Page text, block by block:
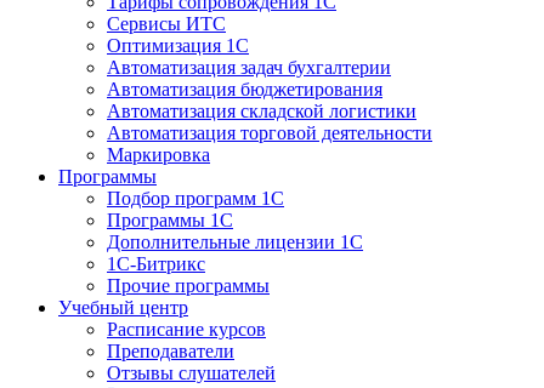
Сервисы ИТС
Оптимизация 1С
Автоматизация задач бухгалтерии
Автоматизация бюджетирования
Автоматизация складской логистики
Автоматизация торговой деятельности
Маркировка
Программы
Подбор программ 1С
Программы 1С
Дополнительные лицензии 1С
1С-Битрикс
Прочие программы
Учебный центр
Расписание курсов
Преподаватели
Отзывы слушателей